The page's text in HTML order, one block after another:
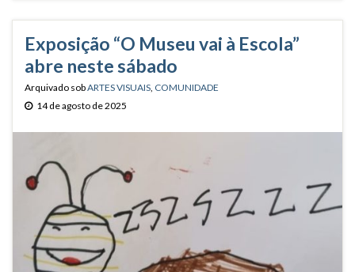
Exposição “O Museu vai à Escola”
abre neste sábado
Arquivado sobARTES VISUAIS COMUNIDADE
14 de agosto de 2025